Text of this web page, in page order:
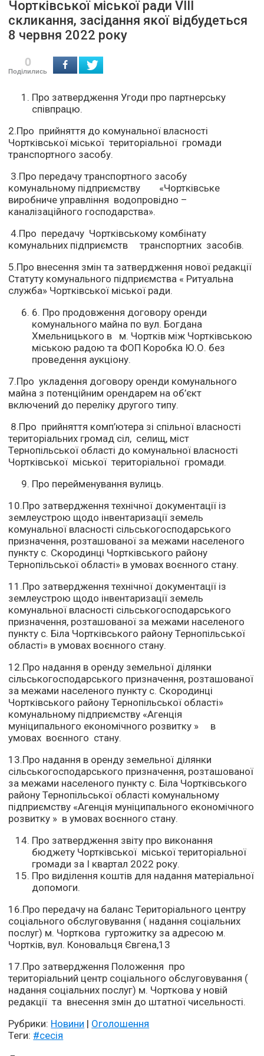
Чортківської міської ради VІІІ
скликання, засідання якої відбудеться
8 червня 2022 року
0
Поділились
Про затвердження Угоди про партнерську
співпрацю.
2.Про прийняття до комунальної власності
Чортківської міської територіальної громади
транспортного засобу.
3.Про передачу транспортного засобу
комунальному підприємству «Чортківське
виробниче управління водопровідно –
каналізаційного господарства».
4.Про передачу Чортківському комбінату
комунальних підприємств транспортних засобів.
5.Про внесення змін та затвердження нової редакції
Статуту комунального підприємства « Ритуальна
служба» Чортківської міської ради.
6. Про продовження договору оренди
комунального майна по вул. Богдана
Хмельницького в м. Чортків між Чортківською
міською радою та ФОП Коробка Ю.О. без
проведення аукціону.
7.Про укладення договору оренди комунального
майна з потенційним орендарем на об’єкт
включений до переліку другого типу.
8.Про прийняття комп’ютера зі спільної власності
територіальних громад сіл, селищ, міст
Тернопільської області до комунальної власності
Чортківської міської територіальної громади.
Про перейменування вулиць.
10.Про затвердження технічної документації із
землеустрою щодо інвентаризації земель
комунальної власності сільськогосподарського
призначення, розташованої за межами населеного
пункту с. Скородинці Чортківського району
Тернопільської області» в умовах воєнного стану.
11.Про затвердження технічної документації із
землеустрою щодо інвентаризації земель
комунальної власності сільськогосподарського
призначення, розташованої за межами населеного
пункту с. Біла Чортківського району Тернопільської
області» в умовах воєнного стану.
12.Про надання в оренду земельної ділянки
сільськогосподарського призначення, розташованої
за межами населеного пункту с. Скородинці
Чортківського району Тернопільської області»
комунальному підприємству «Агенція
муніципального економічного розвитку » в
умовах воєнного стану.
13.Про надання в оренду земельної ділянки
сільськогосподарського призначення, розташованої
за межами населеного пункту с. Біла Чортківського
району Тернопільської області комунальному
підприємству «Агенція муніципального економічного
розвитку » в умовах воєнного стану.
Про затвердження звіту про виконання
бюджету Чортківської міської територіальної
громади за І квартал 2022 року.
Про виділення коштів для надання матеріальної
допомоги.
16.Про передачу на баланс Територіального центру
соціального обслуговування ( надання соціальних
послуг) м. Чорткова гуртожитку за адресою м.
Чортків, вул. Коновальця Євгена,13
17.Про затвердження Положення про
територіальний центр соціального обслуговування (
надання соціальних послуг) м. Чорткова у новій
редакції та внесення змін до штатної чисельності.
Рубрики: Новини | Оголошення
Теги: #сесія